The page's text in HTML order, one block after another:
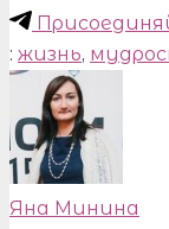
: жизнь,
Яна Минина